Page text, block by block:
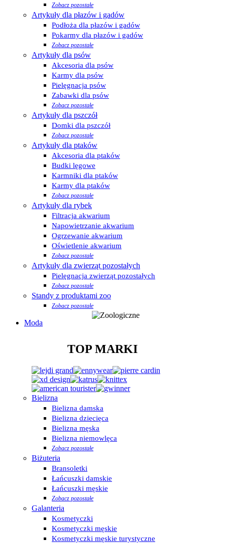
Zobacz pozostałe
Artykuły dla płazów i gadów
Podłoża dla płazów i gadów
Pokarmy dla płazów i gadów
Zobacz pozostałe
Artykuły dla psów
Akcesoria dla psów
Karmy dla psów
Pielęgnacja psów
Zabawki dla psów
Zobacz pozostałe
Artykuły dla pszczół
Domki dla pszczół
Zobacz pozostałe
Artykuły dla ptaków
Akcesoria dla ptaków
Budki lęgowe
Karmniki dla ptaków
Karmy dla ptaków
Zobacz pozostałe
Artykuły dla rybek
Filtracja akwarium
Napowietrzanie akwarium
Ogrzewanie akwarium
Oświetlenie akwarium
Zobacz pozostałe
Artykuły dla zwierząt pozostałych
Pielęgnacja zwierząt pozostałych
Zobacz pozostałe
Standy z produktami zoo
Zobacz pozostałe
Moda
TOP MARKI
Bielizna
Bielizna damska
Bielizna dziecięca
Bielizna męska
Bielizna niemowlęca
Zobacz pozostałe
Biżuteria
Bransoletki
Łańcuszki damskie
Łańcuszki męskie
Zobacz pozostałe
Galanteria
Kosmetyczki
Kosmetyczki męskie
Kosmetyczki męskie turystyczne